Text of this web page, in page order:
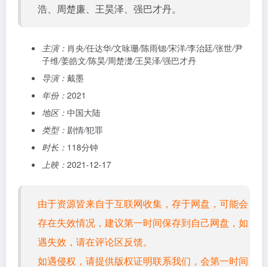
浩、周楚廉、王昊泽、强巴才丹。
主演： 肖央/任达华/文咏珊/陈雨锶/宋洋/李治廷/张世/尹
子维/姜皓文/陈昊/周楚濋/王昊泽/强巴才丹
导演： 戴墨
年份： 2021
地区： 中国大陆
类型： 剧情/犯罪
时长： 118分钟
上映： 2021-12-17
由于资源皆来自于互联网收集，存于网盘，可能会
存在失效情况，建议第一时间保存到自己网盘，如
遇失效，请在评论区反馈。
如遇侵权，请提供版权证明联系我们，会第一时间